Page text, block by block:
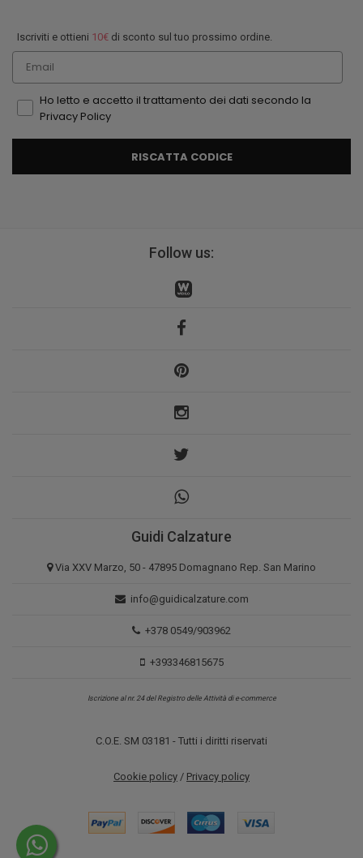
Iscriviti e ottieni 10€ di sconto sul tuo prossimo ordine.
Email
Ho letto e accetto il trattamento dei dati secondo la
Privacy Policy
RISCATTA CODICE
Follow us:
Guidi Calzature
Via XXV Marzo, 50 - 47895 Domagnano Rep. San Marino
info@guidicalzature.com
+378 0549/903962
+393346815675
Iscrizione al nr. 24 del Registro delle Attività di e-commerce
C.O.E. SM 03181 - Tutti i diritti riservati
Cookie policy / Privacy policy